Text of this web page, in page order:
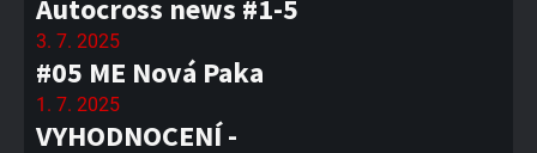
Autocross news #1-5
3. 7. 2025
#05 ME Nová Paka
1. 7. 2025
VYHODNOCENÍ -